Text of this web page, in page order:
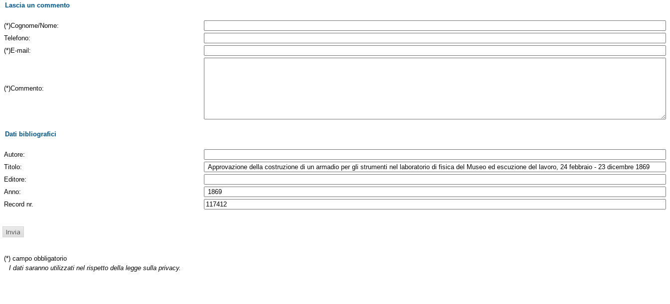
Lascia un commento
(*)Cognome/Nome:
Telefono:
(*)E-mail:
(*)Commento:
Dati bibliografici
Autore:
Titolo:
Editore:
Anno:
Record nr.
(*) campo obbligatorio
I dati saranno utilizzati nel rispetto della legge sulla privacy.